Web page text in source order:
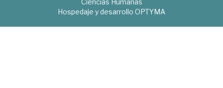
Hospedaje y desarrollo OPTYMA